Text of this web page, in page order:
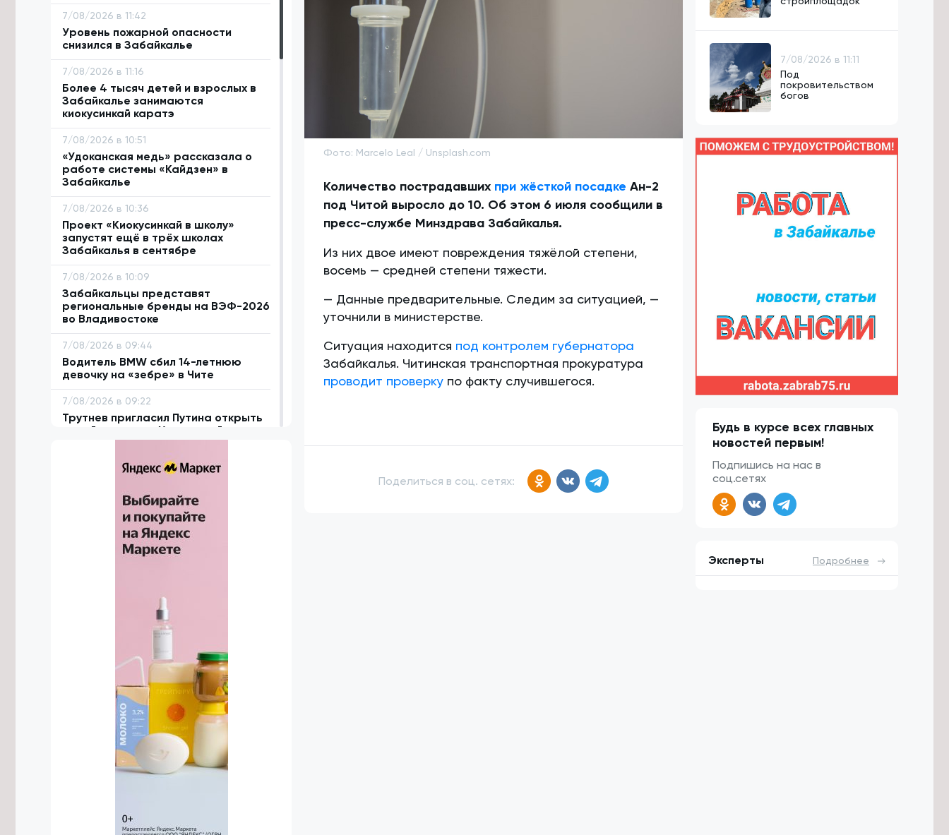
7/08/2026 в 11:42
Уровень пожарной опасности
снизился в Забайкалье
7/08/2026 в 11:16
Более 4 тысяч детей и взрослых в
Забайкалье занимаются
киокусинкай каратэ
7/08/2026 в 10:51
«Удоканская медь» рассказала о
работе системы «Кайдзен» в
Забайкалье
7/08/2026 в 10:36
Проект «Киокусинкай в школу»
запустят ещё в трёх школах
Забайкалья в сентябре
7/08/2026 в 10:09
Забайкальцы представят
региональные бренды на ВЭФ-2026
во Владивостоке
7/08/2026 в 09:44
Водитель BMW сбил 14-летнюю
девочку на «зебре» в Чите
7/08/2026 в 09:22
Трутнев пригласил Путина открыть
новый комплекс «Удоканской меди» в
Забайкалье
7/08/2026 в 08:46
за угон и поломку чужого авто
7/08/2026 в 07:32
Выездную бесплатную
юридическую помощь организовали
Супруги из Акшинского округа стали
участниками программы «Земский
6/08/2026 в 22:26
Капремонт в трех школах Читы
завершат в два этапа
6/08/2026 в 21:32
Врачи в Петровске-Забайкальском
смогут делать рентген прямо в
ориентировочно продлится до 2030
года — эксперт
Фото: Marcelo Leal / Unsplash.com
Количество пострадавших при жёсткой посадке Ан-2
под Читой выросло до 10. Об этом 6 июля сообщили в
пресс-службе Минздрава Забайкалья.
Из них двое имеют повреждения тяжёлой степени,
восемь — средней степени тяжести.
— Данные предварительные. Следим за ситуацией, —
уточнили в министерстве.
Ситуация находится под контролем губернатора
Забайкалья. Читинская транспортная прокуратура
проводит проверку по факту случившегося.
Поделиться в соц. сетях:
7/08/2026 в 11:11
Под
покровительством
богов
Будь в курсе всех главных
новостей первым!
Подпишись на нас в
соц.сетях
Эксперты Подробнее